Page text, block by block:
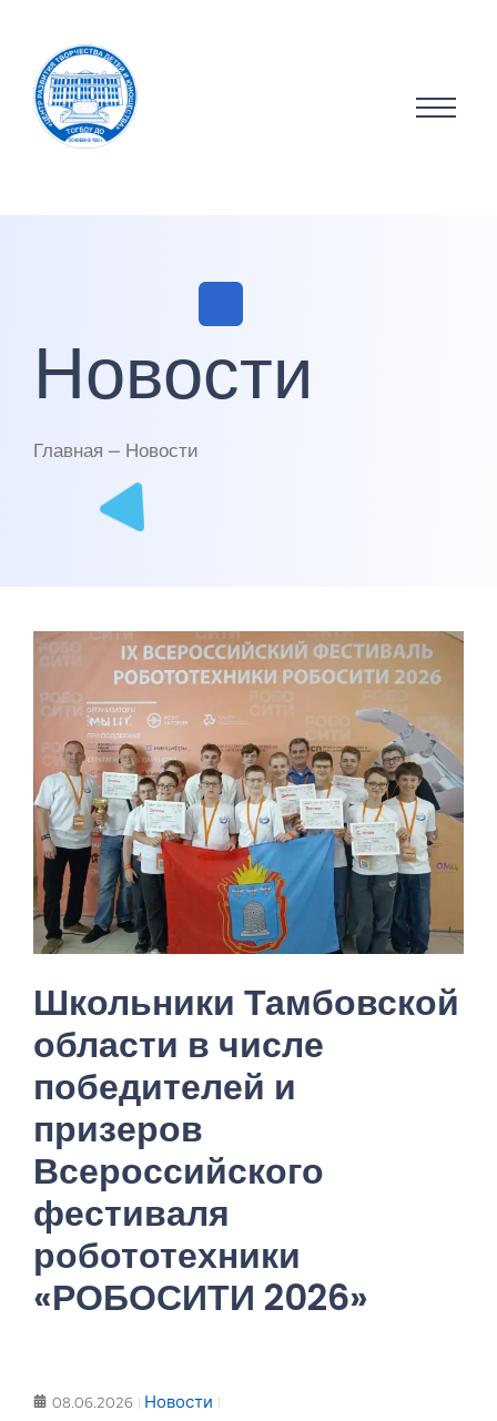
Новости
Главная — Новости
Школьники Тамбовской
области в числе
победителей и
призеров
Всероссийского
фестиваля
робототехники
«РОБОСИТИ 2026»
08.06.2026 Новости